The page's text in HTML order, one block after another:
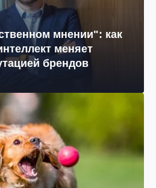
мнении": как
меняет
брендов